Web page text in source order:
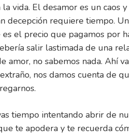
vida. El desamor es un caos
decepción requiere tiempo.
el precio que pagamos por
salir lastimada de una
amor, no sabemos nada. Ahí
nos damos cuenta de
tiempo intentando abrir de
te apodera y te recuerda